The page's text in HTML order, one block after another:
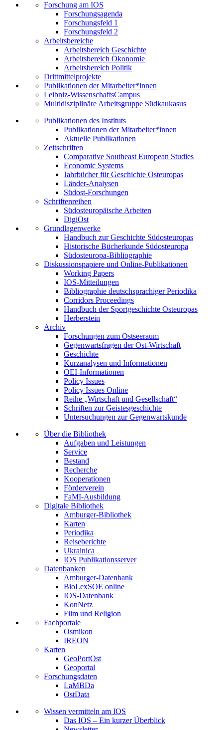
Forschung am IOS
Forschungsagenda
Forschungsfeld 1
Forschungsfeld 2
Arbeitsbereiche
Arbeitsbereich Geschichte
Arbeitsbereich Ökonomie
Arbeitsbereich Politik
Drittmittelprojekte
Publikationen der Mitarbeiter*innen
Leibniz-WissenschaftsCampus
Multidisziplinäre Arbeitsgruppe Südkaukasus
Publikationen des Instituts
Publikationen der Mitarbeiter*innen
Aktuelle Publikationen
Zeitschriften
Comparative Southeast European Studies
Economic Systems
Jahrbücher für Geschichte Osteuropas
Länder-Analysen
Südost-Forschungen
Schriftenreihen
Südosteuropäische Arbeiten
DigiOst
Grundlagenwerke
Handbuch zur Geschichte Südosteuropas
Historische Bücherkunde Südosteuropa
Südosteuropa-Bibliographie
Diskussionspapiere und Online-Publikationen
Working Papers
IOS-Mitteilungen
Bibliographie deutschsprachiger Periodika
Corridors Proceedings
Handbuch der Sportgeschichte Osteuropas
Herberstein
Archiv
Forschungen zum Ostseeraum
Gegenwartsfragen der Ost-Wirtschaft
Geschichte
Kurzanalysen und Informationen
OEI-Informationen
Policy Issues
Policy Issues Online
Reihe „Wirtschaft und Gesellschaft“
Schriften zur Geistesgeschichte
Untersuchungen zur Gegenwartskunde
Über die Bibliothek
Aufgaben und Leistungen
Service
Bestand
Recherche
Kooperationen
Förderverein
FaMI-Ausbildung
Digitale Bibliothek
Amburger-Bibliothek
Karten
Periodika
Reiseberichte
Ukrainica
IOS Publikationsserver
Datenbanken
Amburger-Datenbank
BioLexSOE online
IOS-Datenbank
KonNetz
Film und Religion
Fachportale
Osmikon
IREON
Karten
GeoPortOst
Geoportal
Forschungsdaten
LaMBDa
OstData
Wissen vermitteln am IOS
Das IOS – Ein kurzer Überblick